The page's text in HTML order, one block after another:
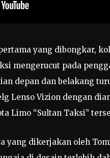
yang dibongkar,
mengerucut pada
depan dan belakang
Lenso Vizion dengan
Limo “Sultan Taksi”
yang dikerjakan oleh